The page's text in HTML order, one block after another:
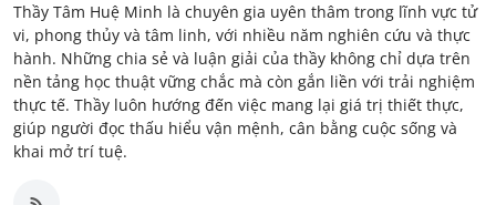
Thầy Tâm Huệ Minh là chuyên gia uyên thâm trong lĩnh vực tử
vi, phong thủy và tâm linh, với nhiều năm nghiên cứu và thực
hành. Những chia sẻ và luận giải của thầy không chỉ dựa trên
nền tảng học thuật vững chắc mà còn gắn liền với trải nghiệm
thực tế. Thầy luôn hướng đến việc mang lại giá trị thiết thực,
giúp người đọc thấu hiểu vận mệnh, cân bằng cuộc sống và
khai mở trí tuệ.